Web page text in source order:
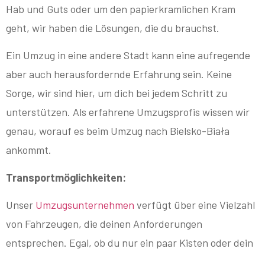
Hab und Guts oder um den papierkramlichen Kram
geht, wir haben die Lösungen, die du brauchst.
Ein Umzug in eine andere Stadt kann eine aufregende
aber auch herausfordernde Erfahrung sein. Keine
Sorge, wir sind hier, um dich bei jedem Schritt zu
unterstützen. Als erfahrene Umzugsprofis wissen wir
genau, worauf es beim Umzug nach Bielsko-Biała
ankommt.
Transportmöglichkeiten:
Unser Umzugsunternehmen verfügt über eine Vielzahl
von Fahrzeugen, die deinen Anforderungen
entsprechen. Egal, ob du nur ein paar Kisten oder dein